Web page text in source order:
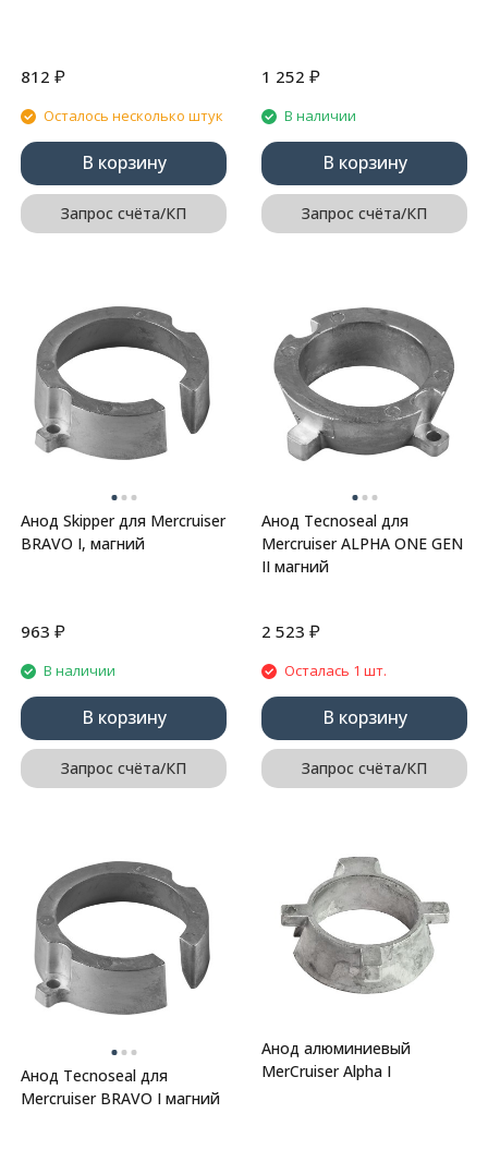
812 ₽
Осталось несколько штук
В корзину
Запрос счёта/КП
1 252 ₽
В наличии
В корзину
Запрос счёта/КП
Анод Skipper для Mercruiser
BRAVO I, магний
963 ₽
В наличии
В корзину
Запрос счёта/КП
Анод Tecnoseal для
Mercruiser ALPHA ONE GEN
II магний
2 523 ₽
Осталась 1 шт.
В корзину
Запрос счёта/КП
Анод Tecnoseal для
Mercruiser BRAVO I магний
Анод алюминиевый
MerCruiser Alpha I